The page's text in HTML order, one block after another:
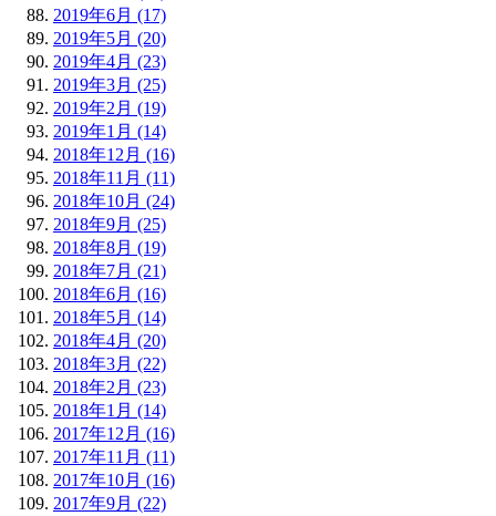
2019年6月 (17)
2019年5月 (20)
2019年4月 (23)
2019年3月 (25)
2019年2月 (19)
2019年1月 (14)
2018年12月 (16)
2018年11月 (11)
2018年10月 (24)
2018年9月 (25)
2018年8月 (19)
2018年7月 (21)
2018年6月 (16)
2018年5月 (14)
2018年4月 (20)
2018年3月 (22)
2018年2月 (23)
2018年1月 (14)
2017年12月 (16)
2017年11月 (11)
2017年10月 (16)
2017年9月 (22)